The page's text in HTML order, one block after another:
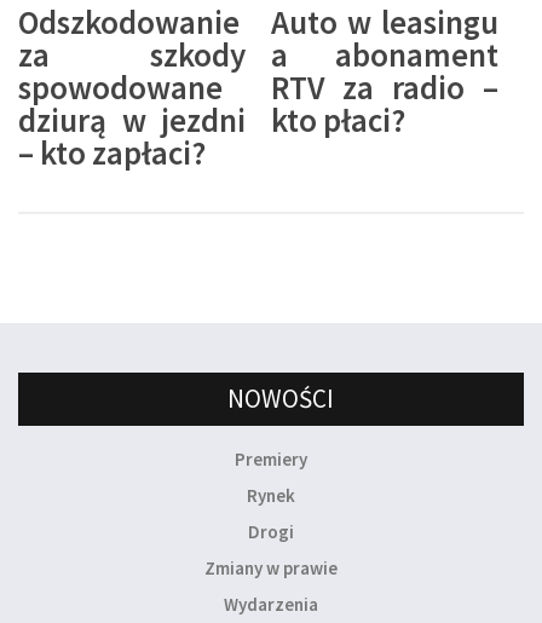
Odszkodowanie
za szkody
spowodowane
dziurą w jezdni
– kto zapłaci?
Auto w leasingu
a abonament
RTV za radio –
kto płaci?
NOWOŚCI
Premiery
Rynek
Drogi
Zmiany w prawie
Wydarzenia